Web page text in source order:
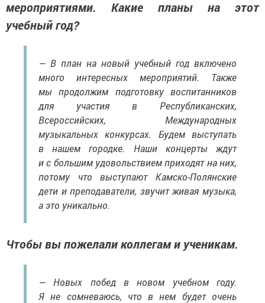
мероприятиями. Какие планы на этот
учебный год?
— В план на новый учебный год включено
много интересных мероприятий. Также
мы продолжим подготовку воспитанников
для участия в Республиканских,
Всероссийских, Международных
музыкальных конкурсах. Будем выступать
в нашем городке. Наши концерты ждут
и с большим удовольствием приходят на них,
потому что выступают Камско-Полянские
дети и преподаватели, звучит живая музыка,
а это уникально.
Чтобы вы пожелали коллегам и ученикам.
— Новых побед в новом учебном году.
Я не сомневаюсь, что в нем будет очень